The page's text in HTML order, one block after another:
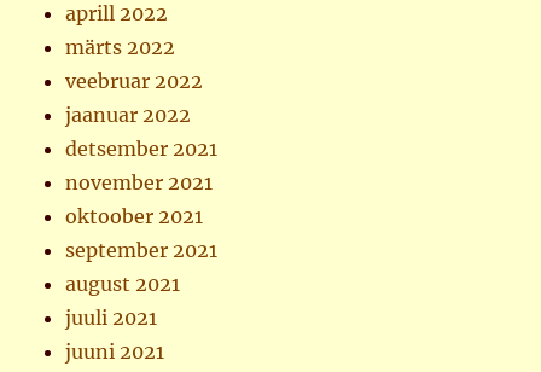
aprill 2022
märts 2022
veebruar 2022
jaanuar 2022
detsember 2021
november 2021
oktoober 2021
september 2021
august 2021
juuli 2021
juuni 2021